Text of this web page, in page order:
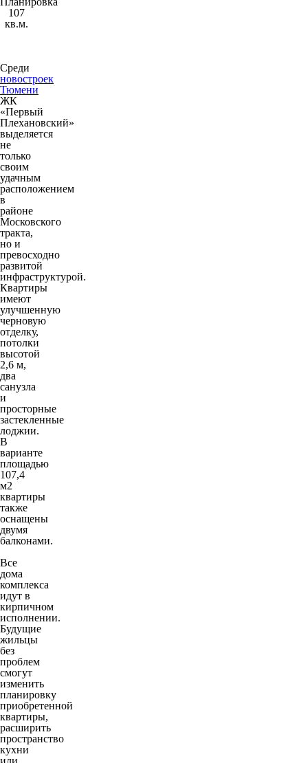
107
кв.м.
Среди
новостроек
Тюмени
ЖК
«Первый
Плехановский»
выделяется
не
только
своим
удачным
расположением
в
районе
Московского
тракта,
но и
превосходно
развитой
инфраструктурой.
Квартиры
имеют
улучшенную
черновую
отделку,
потолки
высотой
2,6 м,
два
санузла
и
просторные
застекленные
лоджии.
В
варианте
площадью
107,4
м2
квартиры
также
оснащены
двумя
балконами.
Все
дома
комплекса
идут в
кирпичном
исполнении.
Будущие
жильцы
без
проблем
смогут
изменить
планировку
приобретенной
квартиры,
расширить
пространство
кухни
или